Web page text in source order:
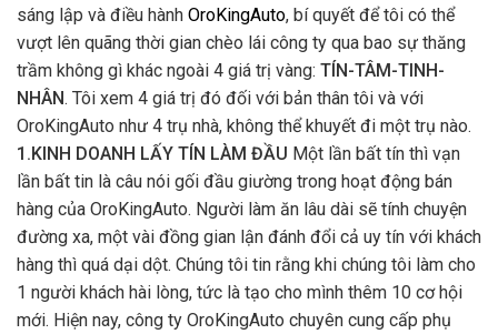
sáng lập và điều hành OroKingAuto, bí quyết để tôi có thể
vượt lên quãng thời gian chèo lái công ty qua bao sự thăng
trầm không gì khác ngoài 4 giá trị vàng: TÍN-TÂM-TINH-
NHÂN. Tôi xem 4 giá trị đó đối với bản thân tôi và với
OroKingAuto như 4 trụ nhà, không thể khuyết đi một trụ nào.
1.KINH DOANH LẤY TÍN LÀM ĐẦU Một lần bất tín thì vạn
lần bất tin là câu nói gối đầu giường trong hoạt động bán
hàng của OroKingAuto. Người làm ăn lâu dài sẽ tính chuyện
đường xa, một vài đồng gian lận đánh đổi cả uy tín với khách
hàng thì quá dại dột. Chúng tôi tin rằng khi chúng tôi làm cho
1 người khách hài lòng, tức là tạo cho mình thêm 10 cơ hội
mới. Hiện nay, công ty OroKingAuto chuyên cung cấp phụ